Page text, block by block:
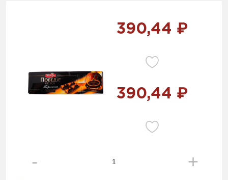
390,44 ₽
390,44 ₽